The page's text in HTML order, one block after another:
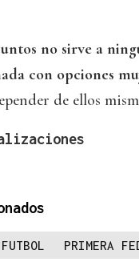
no sirve a
con opciones
de ellos
FUTBOL PRIMERA